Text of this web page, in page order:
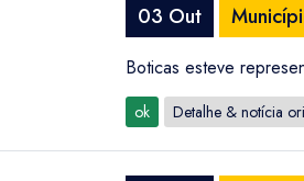
03 Out
Boticas esteve
ok Detalhe & notícia